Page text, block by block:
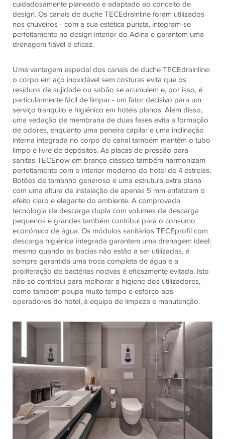
cuidadosamente planeado e adaptado ao conceito de
design. Os canais de duche TECEdrainline foram utilizados
nos chuveiros - com a sua estética purista, integram-se
perfeitamente no design interior do Adina e garantem uma
drenagem fiável e eficaz.
Uma vantagem especial dos canais de duche TECEdrainline:
o corpo em aço inoxidável sem costuras evita que os
resíduos de sujidade ou sabão se acumulem e, por isso, é
particularmente fácil de limpar - um fator decisivo para um
serviço tranquilo e higiénico em hotéis planos. Além disso,
uma vedação de membrana de duas fases evita a formação
de odores, enquanto uma peneira capilar e uma inclinação
interna integrada no corpo do canal também mantêm o tubo
limpo e livre de depósitos. As placas de pressão para
sanitas TECEnow em branco clássico também harmonizam
perfeitamente com o interior moderno do hotel de 4 estrelas.
Botões de tamanho generoso e uma estrutura extra plana
com uma altura de instalação de apenas 5 mm enfatizam o
efeito claro e elegante do ambiente. A comprovada
tecnologia de descarga dupla com volumes de descarga
pequenos e grandes também contribui para o consumo
económico de água. Os módulos sanitários TECEprofil com
descarga higiénica integrada garantem uma drenagem ideal:
mesmo quando as bacias não estão a ser utilizadas, é
sempre garantida uma troca completa de água e a
proliferação de bactérias nocivas é eficazmente evitada. Isto
não só contribui para melhorar a higiene dos utilizadores,
como também poupa muito tempo e esforço aos
operadores do hotel, à equipa de limpeza e manutenção.